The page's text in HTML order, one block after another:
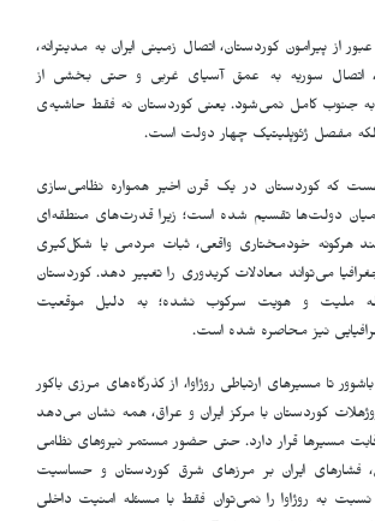
از پیرامون کوردستان، اتصال زمینی ایران به مدیترانه،
اتصال سوریه به عمق آسیای غربی و حتی بخشی از
به جنوب کامل نمی‌شود. یعنی کوردستان نه فقط حاشیه‌ی
مفصل ژئوپلیتیک چهار دولت است.
که کوردستان در یک قرن اخیر همواره نظامی‌سازی
دولت‌ها تقسیم شده است؛ زیرا قدرت‌های منطقه‌ای
هرگونه خودمختاری واقعی، ثبات مردمی یا شکل‌گیری
می‌تواند معادلات کریدوری را تغییر دهد. کوردستان
ملیت و هویت سرکوب نشده؛ به دلیل موقعیت
نیز محاصره شده است.
تا مسیرهای ارتباطی روژاوا، از گذرگاه‌های مرزی باکور
روژهلات کوردستان با مرکز ایران و عراق، همه نشان می‌دهد
مسیرها قرار دارد. حتی حضور مستمر نیروهای نظامی
فشارهای ایران بر مرزهای شرق کوردستان و حساسیت
نسبت به روژاوا را نمی‌توان فقط با مسئله امنیت داخلی